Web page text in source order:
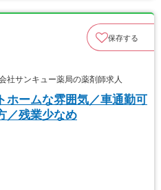
保存する
サンキュー薬局の薬剤師求人
ホームな雰囲気／車通勤可
／残業少なめ